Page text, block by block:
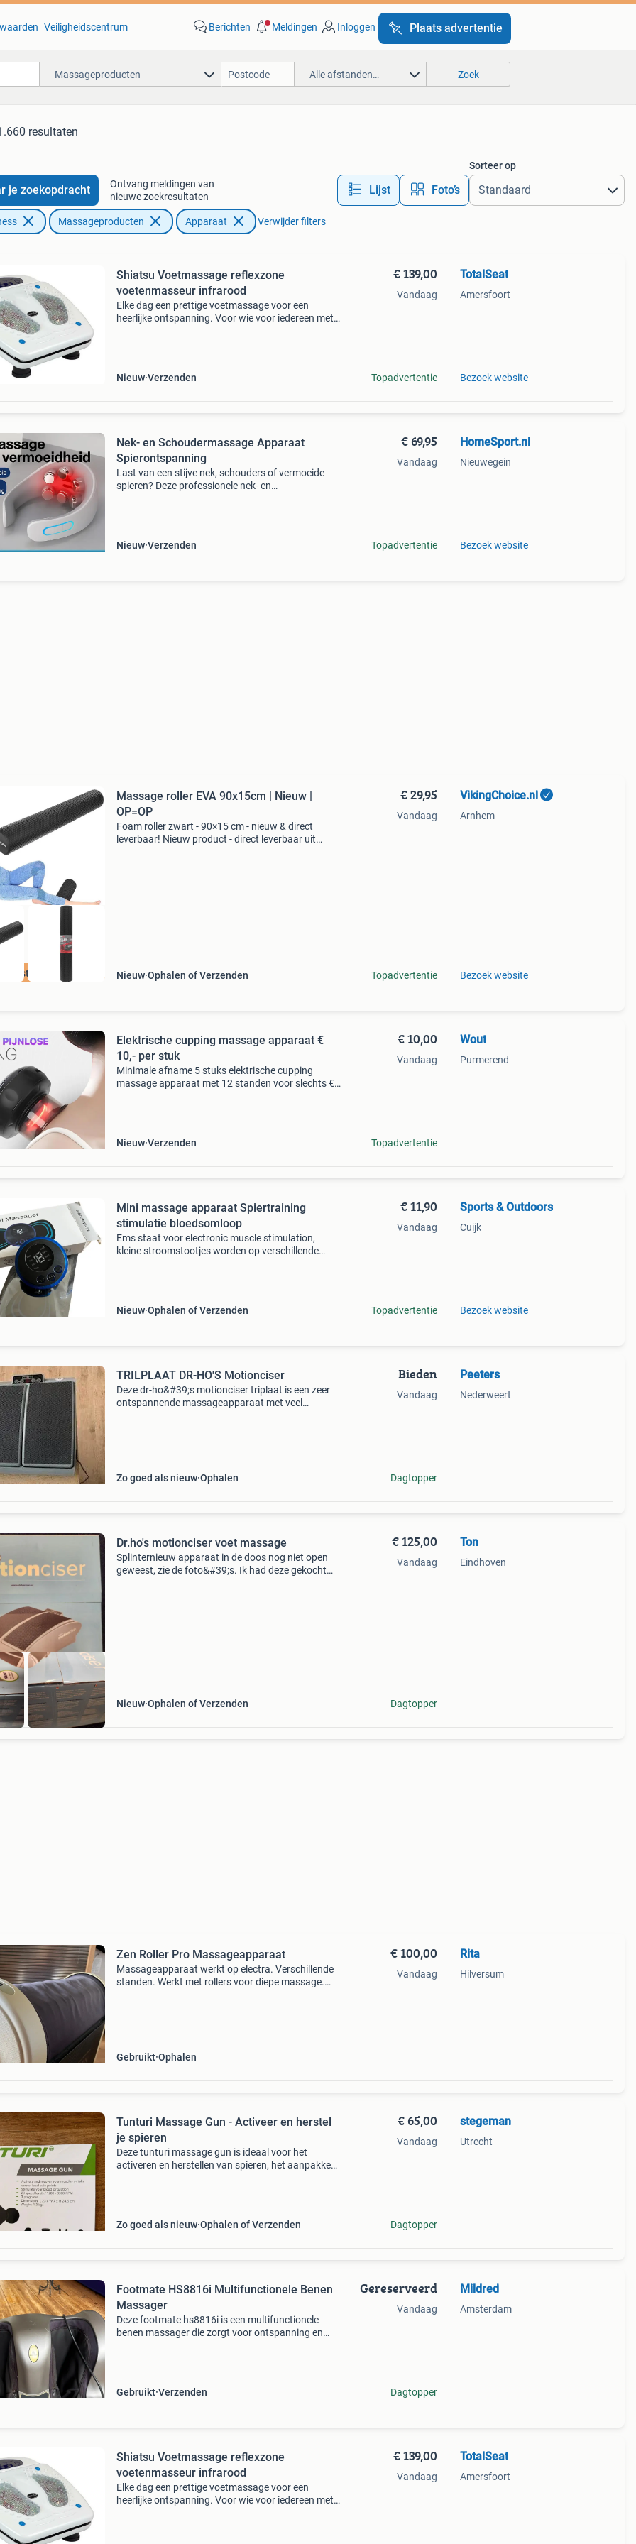
Veiligheidscentrum Berichten Meldingen Inloggen Plaats advertentie
Massageproducten Alle afstanden… Zoek
resultaten
je zoekopdracht
Ontvang meldingen van
nieuwe zoekresultaten
Lijst Foto’s
Sorteer op
Massageproducten Apparaat Verwijder filters
Shiatsu Voetmassage reflexzone
voetenmasseur infrarood
Elke dag een prettige voetmassage voor een
heerlijke ontspanning. Voor wie voor iedereen met
Nieuw Verzenden
€ 139,00
Vandaag
Topadvertentie
TotalSeat
Amersfoort
Bezoek website
Nek- en Schoudermassage Apparaat
Spierontspanning
Last van een stijve nek, schouders of vermoeide
spieren? Deze professionele nek- en
Nieuw Verzenden
€ 69,95
Vandaag
Topadvertentie
HomeSport.nl
Nieuwegein
Bezoek website
beste prijs
Massage roller EVA 90x15cm | Nieuw |
OP=OP
Foam roller zwart - 90×15 cm - nieuw & direct
leverbaar! Nieuw product - direct leverbaar uit
Nieuw Ophalen of Verzenden
€ 29,95
Vandaag
Topadvertentie
VikingChoice.nl
Arnhem
Bezoek website
Elektrische cupping massage apparaat €
10,- per stuk
Minimale afname 5 stuks elektrische cupping
massage apparaat met 12 standen voor slechts €
Nieuw Verzenden
€ 10,00
Vandaag
Topadvertentie
Wout
Purmerend
Mini massage apparaat Spiertraining
stimulatie bloedsomloop
Ems staat voor electronic muscle stimulation,
kleine stroomstootjes worden op verschillende
Nieuw Ophalen of Verzenden
€ 11,90
Vandaag
Topadvertentie
Sports & Outdoors
Cuijk
Bezoek website
TRILPLAAT DR-HO'S Motionciser
Deze dr-ho&#39;s motionciser triplaat is een zeer
ontspannende massageapparaat met veel
Zo goed als nieuw Ophalen
Bieden
Vandaag
Dagtopper
Peeters
Nederweert
Dr.ho's motionciser voet massage
Splinternieuw apparaat in de doos nog niet open
geweest, zie de foto&#39;s. Ik had deze gekocht
Nieuw Ophalen of Verzenden
€ 125,00
Vandaag
Dagtopper
Ton
Eindhoven
Zen Roller Pro Massageapparaat
Massageapparaat werkt op electra. Verschillende
standen. Werkt met rollers voor diepe massage.
Gebruikt Ophalen
€ 100,00
Vandaag
Rita
Hilversum
Tunturi Massage Gun - Activeer en herstel
je spieren
Deze tunturi massage gun is ideaal voor het
activeren en herstellen van spieren, het aanpakken
Zo goed als nieuw Ophalen of Verzenden
€ 65,00
Vandaag
Dagtopper
stegeman
Utrecht
Footmate HS8816i Multifunctionele Benen
Massager
Deze footmate hs8816i is een multifunctionele
benen massager die zorgt voor ontspanning en
Gebruikt Verzenden
Gereserveerd
Vandaag
Dagtopper
Mildred
Amsterdam
Shiatsu Voetmassage reflexzone
voetenmasseur infrarood
Elke dag een prettige voetmassage voor een
heerlijke ontspanning. Voor wie voor iedereen met
€ 139,00
Vandaag
TotalSeat
Amersfoort